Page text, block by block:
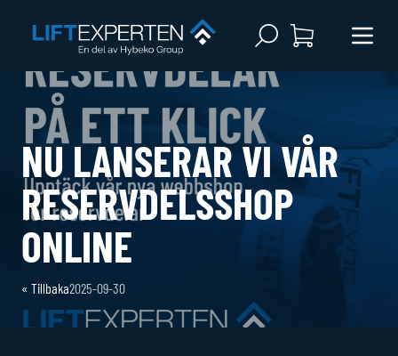
Open search
NU LANSERAR VI VÅR
RESERVDELSSHOP
ONLINE
« Tillbaka2025-09-30